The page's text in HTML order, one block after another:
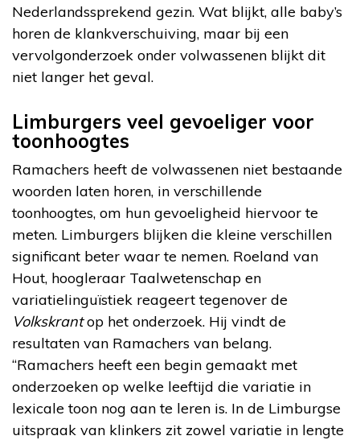
Nederlandssprekend gezin. Wat blijkt, alle baby’s
horen de klankverschuiving, maar bij een
vervolgonderzoek onder volwassenen blijkt dit
niet langer het geval.
Limburgers veel gevoeliger voor
toonhoogtes
Ramachers heeft de volwassenen niet bestaande
woorden laten horen, in verschillende
toonhoogtes, om hun gevoeligheid hiervoor te
meten. Limburgers blijken die kleine verschillen
significant beter waar te nemen. Roeland van
Hout, hoogleraar Taalwetenschap en
variatielinguïstiek reageert tegenover de
Volkskrantop het onderzoek. Hij vindt de
resultaten van Ramachers van belang.
“Ramachers heeft een begin gemaakt met
onderzoeken op welke leeftijd die variatie in
lexicale toon nog aan te leren is. In de Limburgse
uitspraak van klinkers zit zowel variatie in lengte